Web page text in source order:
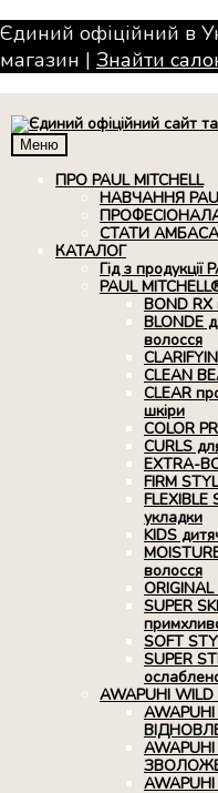
Єдиний офіційний в
магазин | Знайти
Меню
ПРО PAUL MITCHELL
НАВЧАННЯ
СТАТИ
КАТАЛОГ
Гід з продукції
PAUL
BOND
BLONDE
волосся
CLEAN
CLEAR
шкіри
COLOR
CURLS
EXTRA-
FIRM
FLEXIBLE
укладки
KIDS
волосся
SUPER
SOFT
SUPER
AWAPUHI